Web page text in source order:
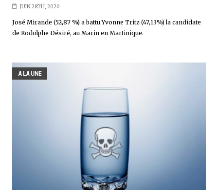
JUIN 28TH, 2020
José Mirande (52,87 %) a battu Yvonne Tritz (47,13%) la candidate
de Rodolphe Désiré, au Marin en Martinique.
A LA UNE